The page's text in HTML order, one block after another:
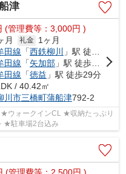
津
(管理費等：3,000円 )
月 礼金
1ヶ月
田線 「西鉄柳川
」駅 徒歩17分
田線 「矢加部」駅 徒歩18分
田線 「徳益 」駅 徒歩29分
/ 40.42㎡
川市三橋町蒲船津792-2
ウォークインCL ★収納たっぷり
★駐車場2台込み